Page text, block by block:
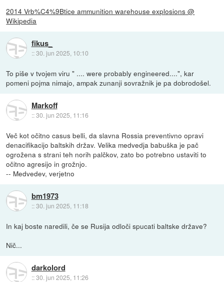
2014 Vrb%C4%9Btice ammunition warehouse explosions @
Wikipedia
fikus_
::30. jun 2025, 10:10
To piše v tvojem viru " .... were probably engineered....", kar
pomeni pojma nimajo, ampak zunanji sovražnik je pa dobrodošel.
Markoff
::30. jun 2025, 11:16
Več kot očitno casus belli, da slavna Rossia preventivno opravi
denacifikacijo baltskih držav. Velika medvedja babuška je pač
ogrožena s strani teh norih palčkov, zato bo potrebno ustaviti to
očitno agresijo in grožnjo.
-- Medvedev, verjetno
bm1973
::30. jun 2025, 11:18
In kaj boste naredili, če se Rusija odloči spucati baltske države?
Nič...
darkolord
::30. jun 2025, 11:26